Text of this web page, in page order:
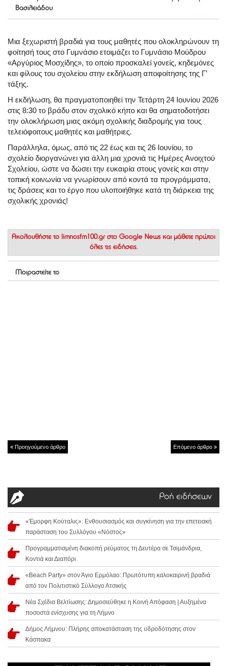
Βασιλειάδου
Μια ξεχωριστή βραδιά για τους μαθητές που ολοκληρώνουν τη
φοίτησή τους στο Γυμνάσιο ετοιμάζει το Γυμνάσιο Μούδρου
«Αργύριος Μοσχίδης», το οποίο προσκαλεί γονείς, κηδεμόνες
και φίλους του σχολείου στην εκδήλωση αποφοίτησης της Γ’
τάξης.
Η εκδήλωση, θα πραγματοποιηθεί την Τετάρτη 24 Ιουνίου 2026
στις 8:30 το βράδυ στον σχολικό κήπο και θα σηματοδοτήσει
την ολοκλήρωση μιας ακόμη σχολικής διαδρομής για τους
τελειόφοιτους μαθητές και μαθήτριες.
Παράλληλα, όμως, από τις 22 έως και τις 26 Ιουνίου, το
σχολείο διοργανώνει για άλλη μια χρονιά τις Ημέρες Ανοιχτού
Σχολείου, ώστε να δώσει την ευκαιρία στους γονείς και στην
τοπική κοινωνία να γνωρίσουν από κοντά τα προγράμματα,
τις δράσεις και το έργο που υλοποιήθηκε κατά τη διάρκεια της
σχολικής χρονιάς!
Ακολουθήστε το limnosfm100.gr στο Google News και μάθετε πρώτοι
όλες τις ειδήσεις.
Μοιραστείτε το
Προηγούμενο άρθρο Επόμενο άρθρο
Ροή ειδήσεων
«Έμορφη Κούταλις»: Ενθουσιασμός και συγκίνηση για την επετειακή
παράσταση του Συλλόγου «Νόστος»
Προγραμματισμένη διακοπή ρεύματος τη Δευτέρα σε Τσιμάνδρια,
Κοντιά και Διαπόρι
«Beach Party» στον Άγιο Ερμόλαο: Πρωτότυπη καλοκαιρινή βραδιά
από τον Πολιτιστικό Σύλλογο Ατσικής
Νέα Σχέδια Βελτίωσης: Δημοσιεύθηκε η Κοινή Απόφαση | Αυξημένα
ποσοστά ενίσχυσης για τη Λήμνο
Δήμος Λήμνου: Πλήρης αποκατάσταση της υδροδότησης στον
Κάσπακα